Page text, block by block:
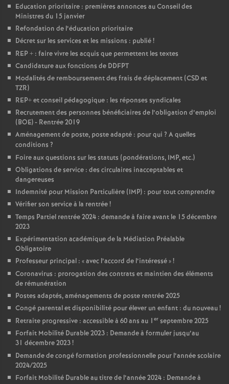
Education prioritaire : premières annonces au Conseil des
Ministres du 15 janvier
Refondation de l’éducation prioritaire
Décret sur les services et les missions : publié!
REP + : faire vivre les acquis que permettent les textes
Candidature aux fonctions de DDFPT
Modalités de remboursement des frais de déplacement (CSD et
TZR)
REP+ et conseil pédagogique : les réponses syndicales
Recrutement des personnes bénéficiaires de l’obligation d’emploi
(BOE) - Rentrée 2019
Aménagement de poste, poste adapté : pour qui ? A quelles
conditions ?
Foire aux questions sur les statuts (pondérations, IMP, etc.)
Obligations de service : des circulaires inacceptables et
dangereuses
Indemnité pour Mission Particulière (IMP) : pour tout comprendre
Vérifier son service à la rentrée!
Temps Partiel rentrée 2024 : demande à faire avant le 15 décembre
2023
Expérimentation académique de la Médiation Préalable
Obligatoire
Professeur principal : «avec l’accord de l’intéressé»!
Coronavirus : prorogation des contrats et maintien des éléments
de rémunération
Postes adaptés, aménagements de poste rentrée 2025
Congé parental et disponibilité pour élever un enfant : du nouveau!
Retraite progressive : accessible à 60 ans au 1 er septembre 2025
Forfait Mobilité Durable 2023 : Demande à formuler jusqu’au
31 décembre 2023!
Demande de congé formation professionnelle pour l’année scolaire
2024/2025
Forfait Mobilité Durable au titre de l’année 2024 : Demande à